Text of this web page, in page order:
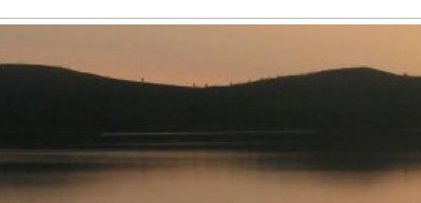
Vaellusturinat II
Lapista